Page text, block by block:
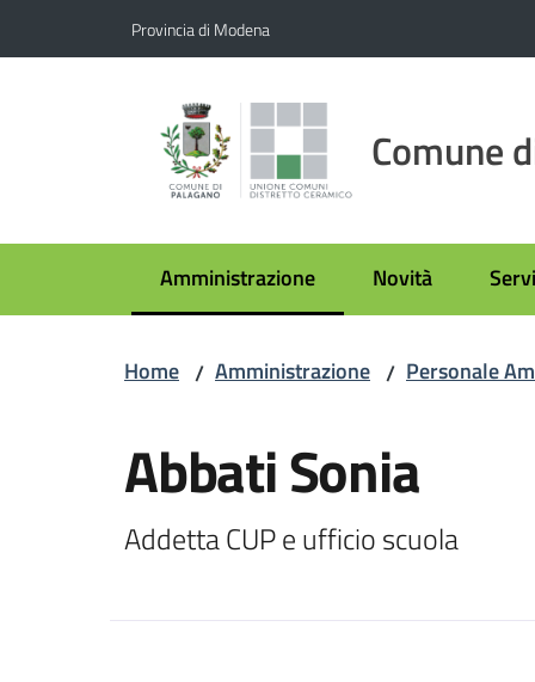
Provincia di Modena
Comune
Amministrazione
Menu selezionato Novità
Home / Amministrazione / Personale
Abbati Sonia
Addetta CUP e ufficio scuola